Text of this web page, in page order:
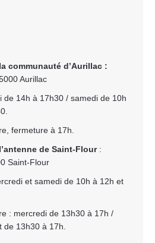
communauté d’Aurillac :
Aurillac
de 14h à 17h30 / samedi de 10h
fermeture à 17h.
de Saint-Flour:
Saint-Flour
et samedi de 10h à 12h et
: mercredi de 13h30 à 17h /
13h30 à 17h.